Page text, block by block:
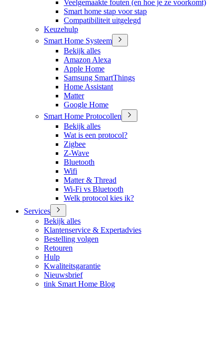
Veelgemaakte fouten (en hoe je ze voorkomt)
Smart home stap voor stap
Compatibiliteit uitgelegd
Keuzehulp
Smart Home Systeem
Bekijk alles
Amazon Alexa
Apple Home
Samsung SmartThings
Home Assistant
Matter
Google Home
Smart Home Protocollen
Bekijk alles
Wat is een protocol?
Zigbee
Z-Wave
Bluetooth
Wifi
Matter & Thread
Wi-Fi vs Bluetooth
Welk protocol kies ik?
Services
Bekijk alles
Klantenservice & Expertadvies
Bestelling volgen
Retouren
Hulp
Kwaliteitsgarantie
Nieuwsbrief
tink Smart Home Blog